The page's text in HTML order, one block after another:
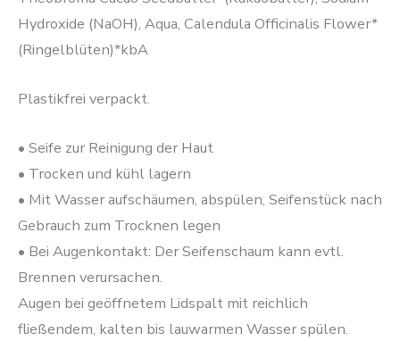
Hydroxide (NaOH), Aqua, Calendula Officinalis Flower*
(Ringelblüten)*kbA
Plastikfrei verpackt.
• Seife zur Reinigung der Haut
• Trocken und kühl lagern
• Mit Wasser aufschäumen, abspülen, Seifenstück nach
Gebrauch zum Trocknen legen
• Bei Augenkontakt: Der Seifenschaum kann evtl.
Brennen verursachen.
Augen bei geöffnetem Lidspalt mit reichlich
fließendem, kalten bis lauwarmen Wasser spülen.